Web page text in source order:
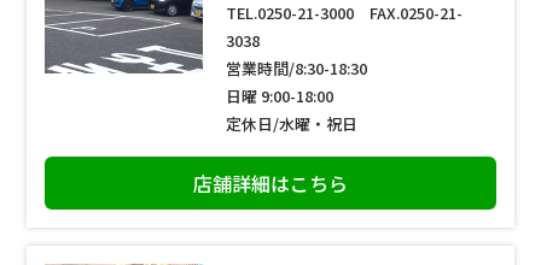
TEL.0250-21-3000 FAX.0250-21-
3038
営業時間/8:30-18:30
日曜 9:00-18:00
定休日/水曜・祝日
店舗詳細はこちら